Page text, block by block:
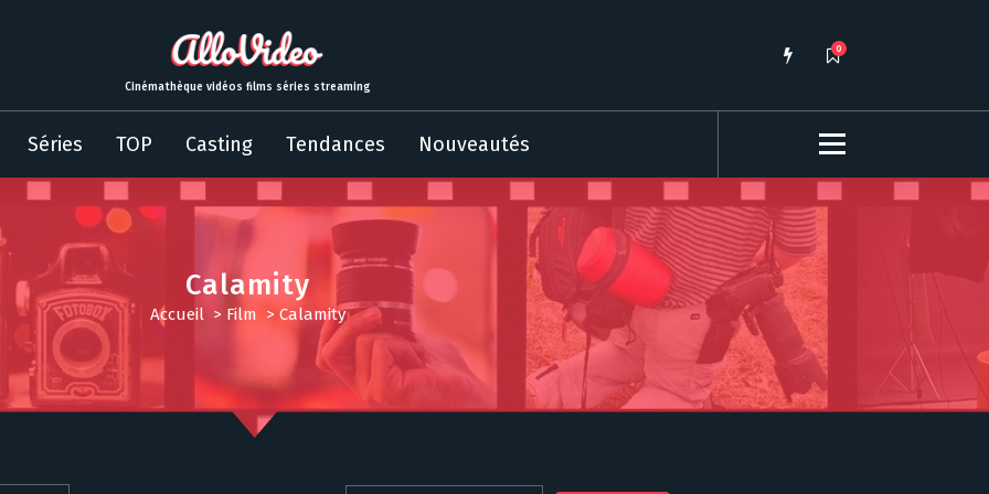
Cinémathèque vidéos films séries streaming
0
Séries TOP Casting Tendances Nouveautés
Calamity
Accueil > Film > Calamity